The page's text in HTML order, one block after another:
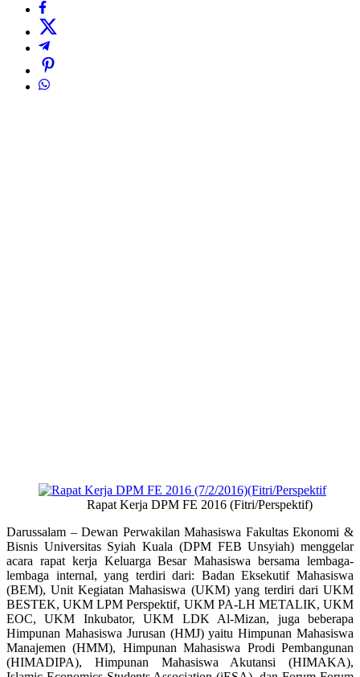
Rapat Kerja DPM FE 2016 (Fitri/Perspektif)
Darussalam – Dewan Perwakilan Mahasiswa Fakultas Ekonomi &
Bisnis Universitas Syiah Kuala (DPM FEB Unsyiah) menggelar
acara rapat kerja Keluarga Besar Mahasiswa bersama lembaga-
lembaga internal, yang terdiri dari: Badan Eksekutif Mahasiswa
(BEM), Unit Kegiatan Mahasiswa (UKM) yang terdiri dari UKM
BESTEK, UKM LPM Perspektif, UKM PA-LH METALIK, UKM
EOC, UKM Inkubator, UKM LDK Al-Mizan, juga beberapa
Himpunan Mahasiswa Jurusan (HMJ) yaitu Himpunan Mahasiswa
Manajemen (HMM), Himpunan Mahasiswa Prodi Pembangunan
(HIMADIPA), Himpunan Mahasiswa Akutansi (HIMAKA),